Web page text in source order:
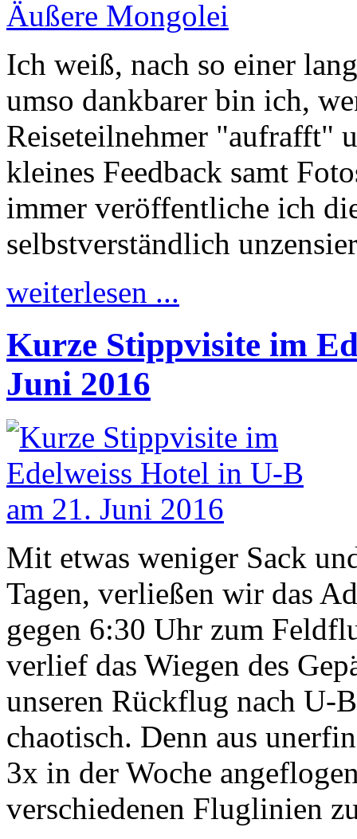
Ich weiß, nach so einer
umso dankbarer bin ich,
Reiseteilnehmer "aufrafft"
kleines Feedback samt
immer veröffentliche ich
selbstverständlich
weiterlesen ...
Kurze Stippvisite im
Juni 2016
Mit etwas weniger Sack
Tagen, verließen wir das
gegen 6:30 Uhr zum
verlief das Wiegen des
unseren Rückflug nach U-
chaotisch. Denn aus
3x in der Woche
verschiedenen Fluglinien